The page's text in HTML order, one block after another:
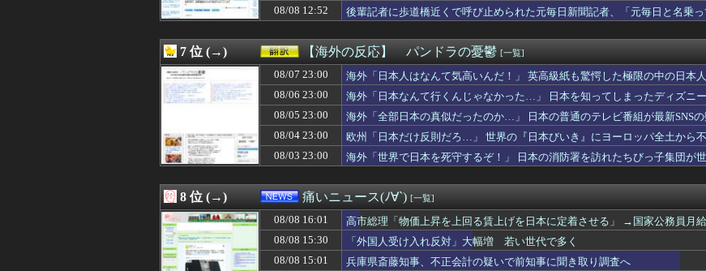
08/08 15:33
【巨人対ヤクルト18回戦】ヤクルト、2回表1アウト三塁から内山壮真のタイムリー...
08/08 15:33
親や教師に勧められて私立上位大に進み、企業の総合職に就いた。でも結婚相手に求め...
08/08 15:32
【画像】木星、ヤバすぎるｗｗｗｗｗｗｗｗｗｗｗｗ
08/08 15:31
『片田舎のおっさん、剣聖になる』【驚愕】最近おっさん主人公が流行りまくってる理...
08/08 15:31
韓国人「本当にこれだけは日本がうらやましいと感じるものがこちら・・・」
08/08 15:30
「外国人受け入れ反対」大幅増 若い世代で多く
【画像】温泉の中でこれやる奴ｗｗｗｗｗｗｗｗｗ
08/08 15:30
【画像】ロピアのパワー全開おにぎり444円ｗｗｗｗｗｗｗｗｗｗｗｗ
08/08 15:30
株資産7億円抱え込んで優待で節約生活して好きなことに現金使わないまま死んでく人...
08/08 15:30
スマスロモンキーターンⅥが2027年1月以降に登場！？ゼーガペインは抱き合わせ...
08/08 15:29
【朗報】前阪神・岡田彰布(68)、何故かご機嫌wwwwwwwwwwwwww
08/08 15:29
今週の咲-Saki-、役満炸裂で大荒れ
08/08 15:29
国連事務総長「お金がありません。このままでは国連が完全崩壊します。助けて下さい...
08/08 15:26
二軍試合実況 8月8日16:00～ ロッテ－巨人
08/08 15:22
エドウィン・ディアス(3年103億円) 11登板 防御率11.00 WHIP2...
08/08 15:21
【朗報】鈴木奈々、今が最も巨乳とのこと(画像あり)
08/08 12:52
後輩記者に歩道橋近くで呼び止められた元毎日新聞記者、「元毎日と名乗
7 位 (→) 【海外の反応】 パンドラの憂鬱 [一覧]
08/07 23:00
海外「日本人はなんて気高いんだ！」 英高級紙も驚愕した極限の中の日本
08/06 23:00
海外「日本なんて行くんじゃなかった…」 日本を知ってしまったディズニ
08/05 23:00
海外「全部日本の真似だったのか…」 日本の普通のテレビ番組が最新SNS
08/04 23:00
欧州「日本だけ反則だろ…」 世界の『日本びいき』にヨーロッパ全土から
08/03 23:00
海外「世界で日本を死守するぞ！」 日本の消防署を訪れたちびっ子集団が
8 位 (→) 痛いニュース(ﾉ∀`) [一覧]
08/08 16:01
高市総理「物価上昇を上回る賃上げを日本に定着させる」 →国家公務員月
08/08 15:30
「外国人受け入れ反対」大幅増 若い世代で多く
08/08 15:01
兵庫県斎藤知事、不正会計の疑いで前知事に聞き取り調査へ